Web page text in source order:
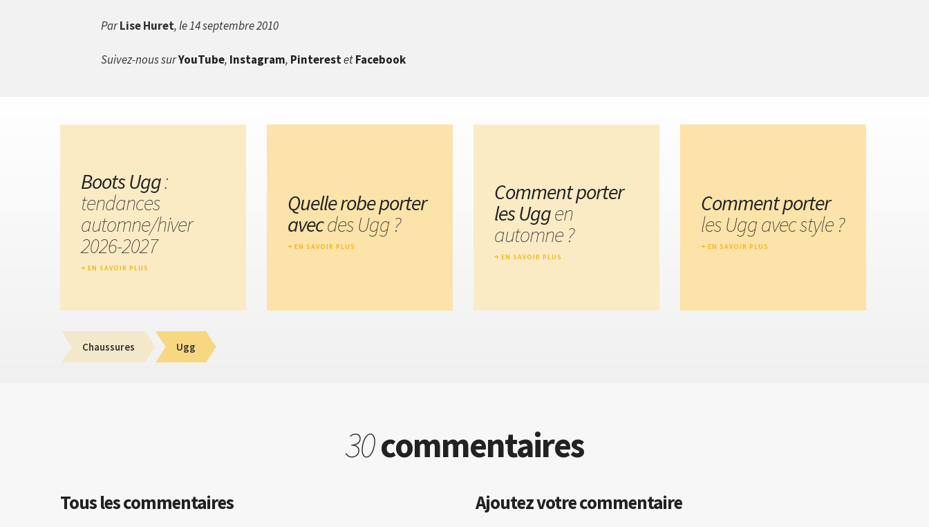
ParLise Huret, le 14 septembre 2010
Suivez-nous surYouTube, Instagram, PinterestetFacebook
Boots Ugg:
tendances
automne/hiver
2026-2027
EN SAVOIR PLUS
Quelle robe porter
avecdes Ugg ?
EN SAVOIR PLUS
Comment porter
les Uggen
automne ?
EN SAVOIR PLUS
Comment porter
les Ugg avec style ?
EN SAVOIR PLUS
Chaussures Ugg
30commentaires
Tous les commentaires Ajoutez votre commentaire